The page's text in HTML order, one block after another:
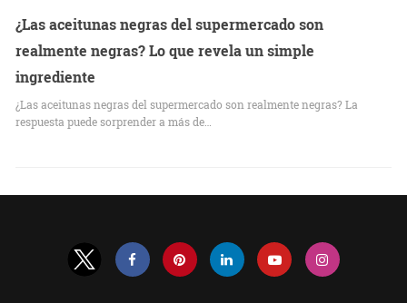
¿Las aceitunas negras del supermercado son
realmente negras? Lo que revela un simple
ingrediente
¿Las aceitunas negras del supermercado son realmente negras? La
respuesta puede sorprender a más de…